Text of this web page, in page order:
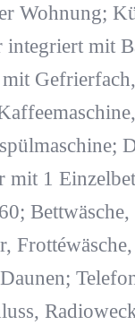
Wohnung;
integriert mit
Gefrierfach,
mit 1
Bettwäsche,